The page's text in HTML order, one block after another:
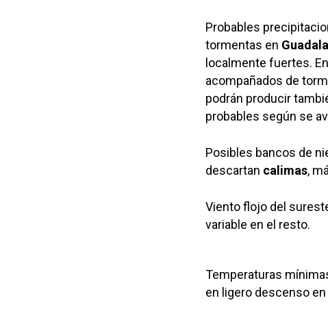
Probables
tormentas en
localmente fuertes.
acompañados de
podrán producir
probables según se
Posibles bancos de
descartan calimas,
Viento flojo del
variable en el resto.
Temperaturas
en ligero descenso